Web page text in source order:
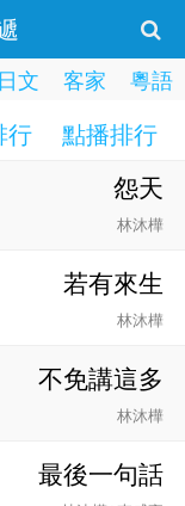
日文 客家 粵語
行 點播排行
怨天
林沐樺
若有來生
林沐樺
不免講這多
林沐樺
最後一句話